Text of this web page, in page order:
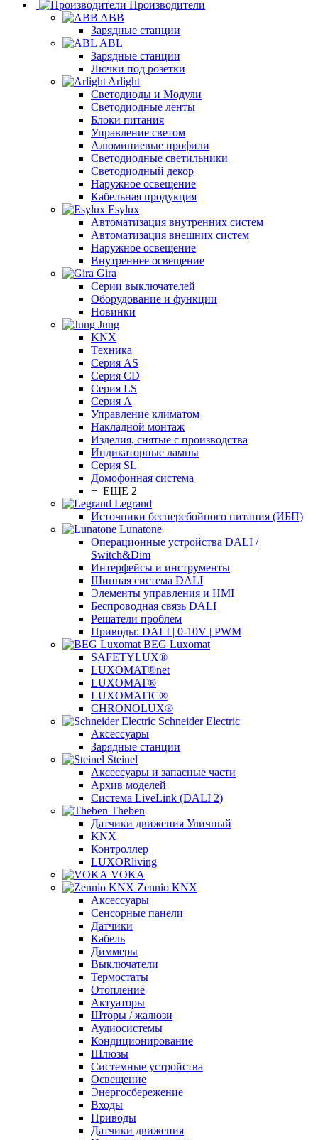
Производители
ABB
Зарядные станции
ABL
Зарядные станции
Лючки под розетки
Arlight
Светодиоды и Модули
Светодиодные ленты
Блоки питания
Управление светом
Алюминиевые профили
Светодиодные светильники
Светодиодный декор
Наружное освещение
Кабельная продукция
Esylux
Автоматизация внутренних систем
Автоматизация внешних систем
Наружное освещение
Внутреннее освещение
Gira
Серии выключателей
Оборудование и функции
Новинки
Jung
KNX
Tехника
Серия AS
Серия CD
Серия LS
Серия A
Управление климатом
Накладной монтаж
Изделия, снятые с производства
Индикаторные лампы
Серия SL
Домофонная система
+ ЕЩЕ 2
Legrand
Источники бесперебойного питания (ИБП)
Lunatone
Операционные устройства DALI /
Switch&Dim
Интерфейсы и инструменты
Шинная система DALI
Элементы управления и HMI
Беспроводная связь DALI
Решатели проблем
Приводы: DALI | 0-10V | PWM
BEG Luxomat
SAFETYLUX®
LUXOMAT®net
LUXOMAT®
LUXOMATIC®
CHRONOLUX®
Schneider Electric
Аксессуары
Зарядные станции
Steinel
Аксессуары и запасные части
Архив моделей
Система LiveLink (DALI 2)
Theben
Датчики движения Уличный
KNX
Контроллер
LUXORliving
VOKA
Zennio KNX
Аксессуары
Сенсорные панели
Датчики
Кабель
Диммеры
Выключатели
Термостаты
Отопление
Актуаторы
Шторы / жалюзи
Аудиосистемы
Кондиционирование
Шлюзы
Системные устройства
Освещение
Энергосбережение
Входы
Приводы
Датчики движения